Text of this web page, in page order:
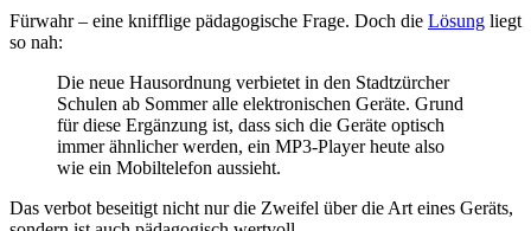
Fürwahr – eine knifflige pädagogische Frage. Doch die Lösung liegt
so nah:
Die neue Hausordnung verbietet in den Stadtzürcher
Schulen ab Sommer alle elektronischen Geräte. Grund
für diese Ergänzung ist, dass sich die Geräte optisch
immer ähnlicher werden, ein MP3-Player heute also
wie ein Mobiltelefon aussieht.
Das verbot beseitigt nicht nur die Zweifel über die Art eines Geräts,